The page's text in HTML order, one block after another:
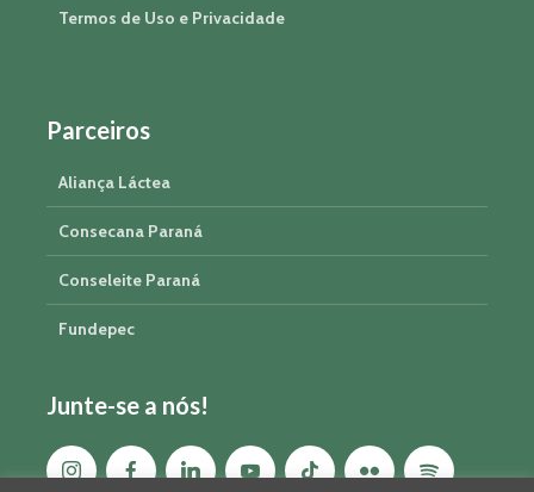
Termos de Uso e Privacidade
Parceiros
Aliança Láctea
Consecana Paraná
Conseleite Paraná
Fundepec
Junte-se a nós!